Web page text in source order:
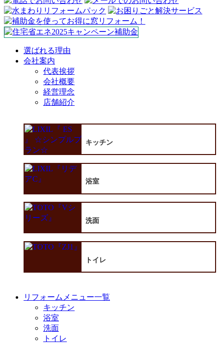
選ばれる理由
会社案内
代表挨拶
会社概要
経営理念
店舗紹介
キッチン
浴室
洗面
トイレ
リフォームメニュー一覧
キッチン
浴室
洗面
トイレ